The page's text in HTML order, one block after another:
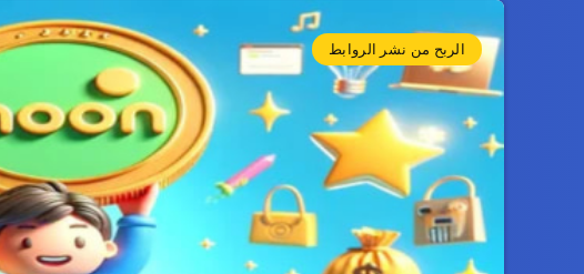
الربح من نشر الروابط